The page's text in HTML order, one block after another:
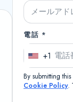
電話 *
U
n
i
+1
By submitting
Cookie Policy.